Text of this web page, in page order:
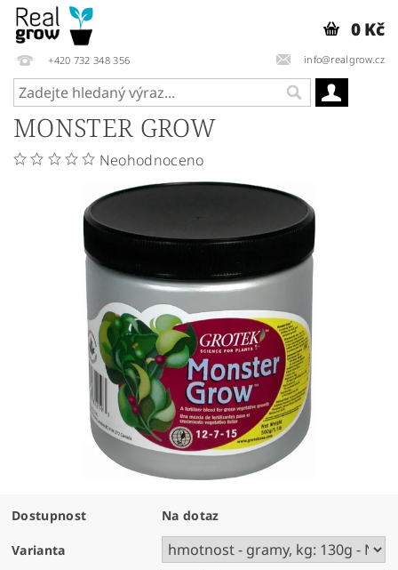
+420 732 348 356 info@realgrow.cz
0 Kč
MONSTER GROW
Neohodnoceno
Dostupnost Na dotaz
Varianta